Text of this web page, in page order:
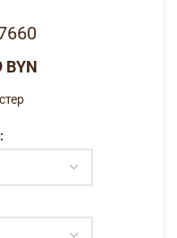
BYN